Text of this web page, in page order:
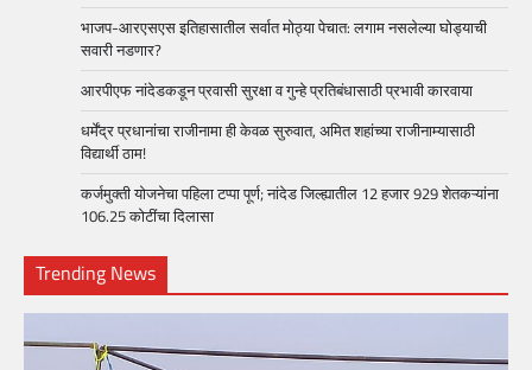
भाजप-आरएसएस इतिहासातील सर्वात मोठ्या पेचात: लगाम नसलेल्या घोड्याची
सवारी नडणार?
आरपीएफ नांदेडकडून प्रवासी सुरक्षा व गुन्हे प्रतिबंधासाठी प्रभावी कारवाया
धर्मेंद्र प्रधानांचा राजीनामा ही केवळ सुरुवात, अमित शहांच्या राजीनाम्यासाठी
विद्यार्थी ठाम!
कर्जमुक्ती योजनेचा पहिला टप्पा पूर्ण; नांदेड जिल्ह्यातील 12 हजार 929 शेतकऱ्यांना
106.25 कोटींचा दिलासा
Trending News